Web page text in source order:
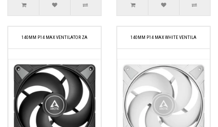
140MM P14 MAX VENTILATOR ZA 140MM P14 MAX WHITE VENTILA